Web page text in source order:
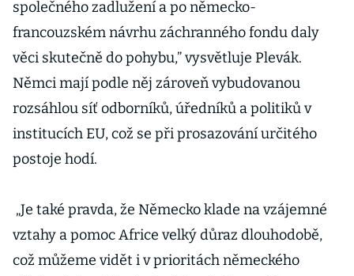
společného zadlužení a po německo-
francouzském návrhu záchranného fondu daly
věci skutečně do pohybu,” vysvětluje Plevák.
Němci mají podle něj zároveň vybudovanou
rozsáhlou síť odborníků, úředníků a politiků v
institucích EU, což se při prosazování určitého
postoje hodí.
„Je také pravda, že Německo klade na vzájemné
vztahy a pomoc Africe velký důraz dlouhodobě,
což můžeme vidět i v prioritách německého